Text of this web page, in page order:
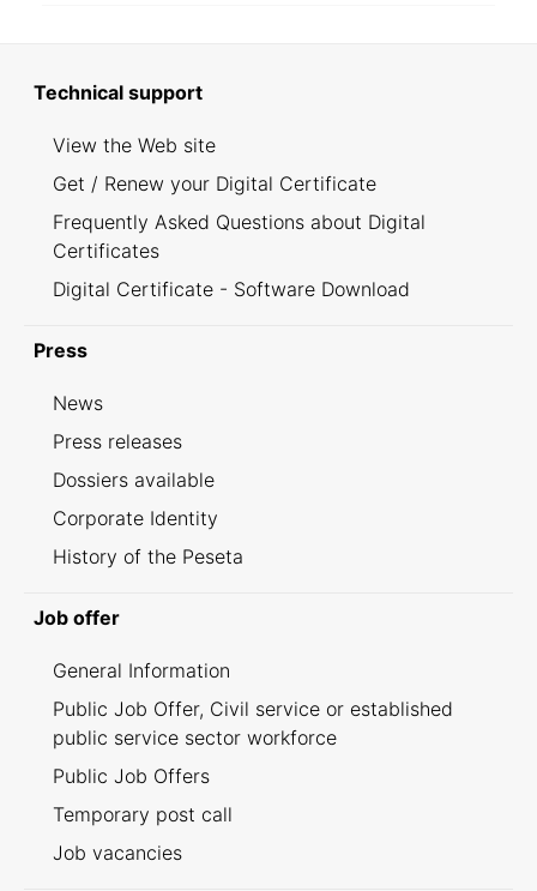
Technical support
View the Web site
Get / Renew your Digital Certificate
Frequently Asked Questions about Digital
Certificates
Digital Certificate - Software Download
Press
News
Press releases
Dossiers available
Corporate Identity
History of the Peseta
Job offer
General Information
Public Job Offer, Civil service or established
public service sector workforce
Public Job Offers
Temporary post call
Job vacancies